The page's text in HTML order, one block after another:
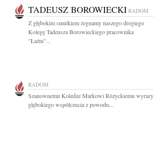
TADEUSZ BOROWIECKI RADOM
Z głębokim smutkiem żegnamy naszego drogiego
Kolegę Tadeusza Borowieckiego pracownika
"Łaźni"...
RADOM
Szanownemu Koledze Markowi Różyckiemu wyrazy
głębokiego współczucia z powodu...